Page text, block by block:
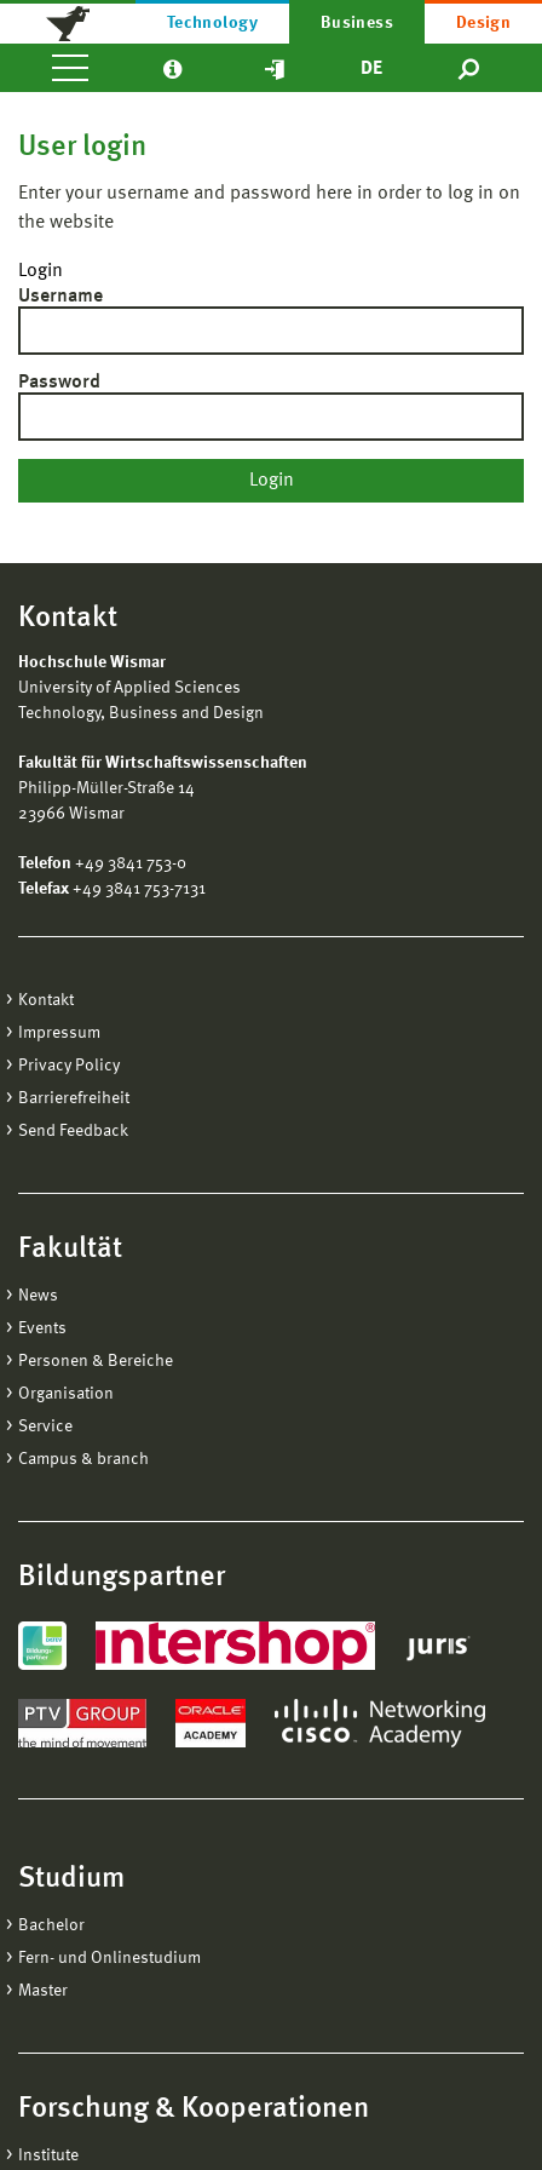
Technology Business Design
DE
User login
Enter your username and password here in order to log in on
the website
Login
Username
Password
Kontakt
Hochschule Wismar
University of Applied Sciences
Technology, Business and Design
Fakultät für Wirtschaftswissenschaften
Philipp-Müller-Straße 14
23966 Wismar
Telefon +49 3841 753-0
Telefax +49 3841 753-7131
Kontakt
Impressum
Privacy Policy
Barrierefreiheit
Send Feedback
Fakultät
News
Events
Personen & Bereiche
Organisation
Service
Campus & branch
Bildungspartner
Studium
Bachelor
Fern- und Onlinestudium
Master
Forschung & Kooperationen
Institute